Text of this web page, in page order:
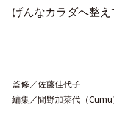
げんなカラダへ整え
監修／佐藤佳代子
編集／間野加菜代（Cumu